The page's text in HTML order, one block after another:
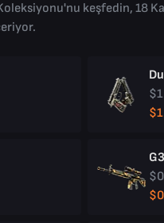
keşfedin, 18